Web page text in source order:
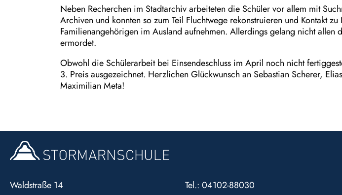
Neben Recherchen im Stadtarchiv arbeiteten die Schüler vor allem mit
Archiven und konnten so zum Teil Fluchtwege rekonstruieren und Kontakt
Familienangehörigen im Ausland aufnehmen. Allerdings gelang nicht allen
ermordet.
Obwohl die Schülerarbeit bei Einsendeschluss im April noch nicht
3. Preis ausgezeichnet. Herzlichen Glückwunsch an Sebastian Scherer,
Maximilian Meta!
Waldstraße 14 Tel.: 04102-88030